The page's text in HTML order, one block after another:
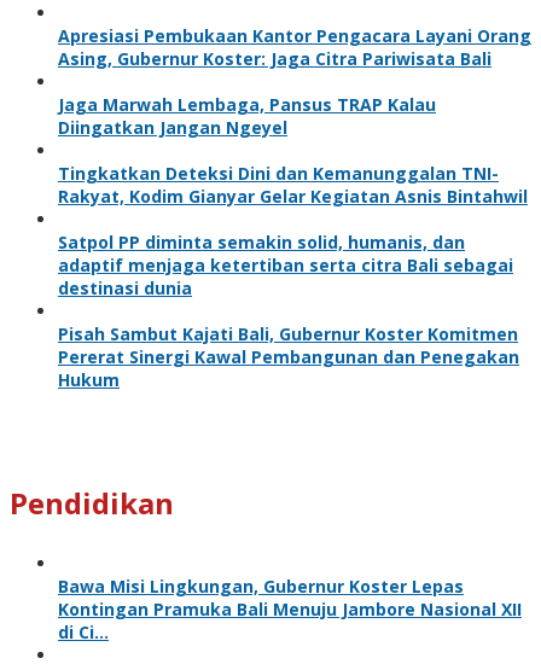
Apresiasi Pembukaan Kantor Pengacara Layani Orang
Asing, Gubernur Koster: Jaga Citra Pariwisata Bali
Jaga Marwah Lembaga, Pansus TRAP Kalau
Diingatkan Jangan Ngeyel
Tingkatkan Deteksi Dini dan Kemanunggalan TNI-
Rakyat, Kodim Gianyar Gelar Kegiatan Asnis Bintahwil
Satpol PP diminta semakin solid, humanis, dan
adaptif menjaga ketertiban serta citra Bali sebagai
destinasi dunia
Pisah Sambut Kajati Bali, Gubernur Koster Komitmen
Pererat Sinergi Kawal Pembangunan dan Penegakan
Hukum
Pendidikan
Bawa Misi Lingkungan, Gubernur Koster Lepas
Kontingan Pramuka Bali Menuju Jambore Nasional XII
di Ci…